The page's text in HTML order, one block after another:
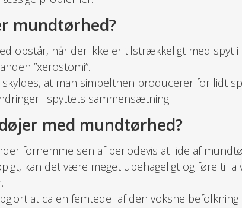
mundtørhed?
opstår, når der ikke er tilstrækkeligt med spyt
”xerostomi”.
at man simpelthen producerer for lidt
i spyttets sammensætning.
med mundtørhed?
fornemmelsen af periodevis at lide af
kan det være meget ubehageligt og føre til
at ca en femtedel af den voksne